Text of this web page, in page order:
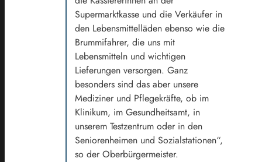
Supermarktkasse und die Verkäufer in
den Lebensmittelläden ebenso wie die
Brummifahrer, die uns mit
Lebensmitteln und wichtigen
Lieferungen versorgen. Ganz
besonders sind das aber unsere
Mediziner und Pflegekräfte, ob im
Klinikum, im Gesundheitsamt, in
unserem Testzentrum oder in den
Seniorenheimen und Sozialstationen“,
so der Oberbürgermeister.